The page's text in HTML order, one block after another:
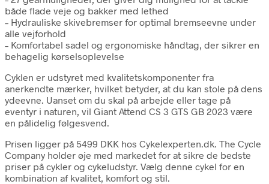
både flade veje og bakker med lethed
– Hydrauliske skivebremser for optimal bremseevne under
alle vejforhold
– Komfortabel sadel og ergonomiske håndtag, der sikrer en
behagelig kørselsoplevelse
Cyklen er udstyret med kvalitetskomponenter fra
anerkendte mærker, hvilket betyder, at du kan stole på dens
ydeevne. Uanset om du skal på arbejde eller tage på
eventyr i naturen, vil Giant Attend CS 3 GTS GB 2023 være
en pålidelig følgesvend.
Prisen ligger på 5499 DKK hos Cykelexperten.dk. The Cycle
Company holder øje med markedet for at sikre de bedste
priser på cykler og cykeludstyr. Vælg denne cykel for en
kombination af kvalitet, komfort og stil.